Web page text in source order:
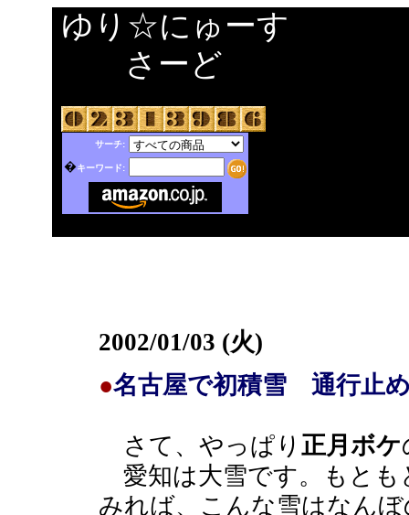
ゆり☆にゅーす
さーど
サーチ:
�キーワード:
2002/01/03 (火)
●名古屋で初積雪 通行止
さて、やっぱり 正月ボケ
愛知は大雪です。もとも
みれば、こんな雪はなん